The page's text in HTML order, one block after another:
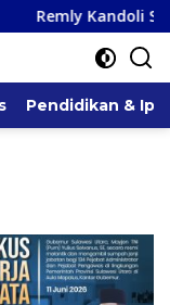
Sukses
Pendidikan &